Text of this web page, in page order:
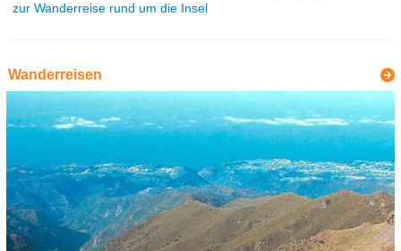
zur Wanderreise rund um die Insel
Wanderreisen